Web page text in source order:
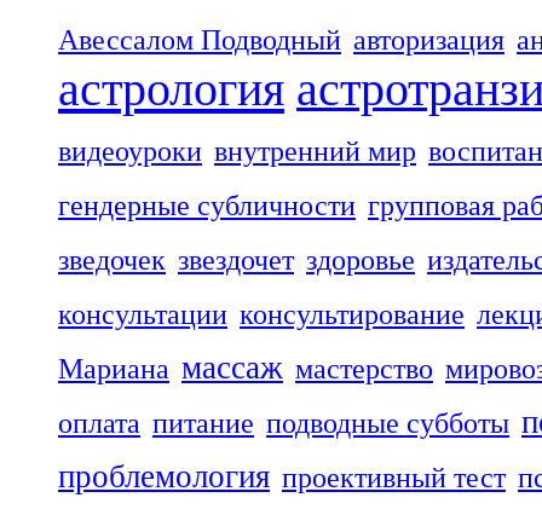
Авессалом Подводный авторизация
астрология
видеоуроки внутренний мир
гендерные субличности групповая
зведочек звездочет здоровье
консультации консультирование
Мариана массаж мастерство
оплата питание подводные субботы
проблемология проективный тест